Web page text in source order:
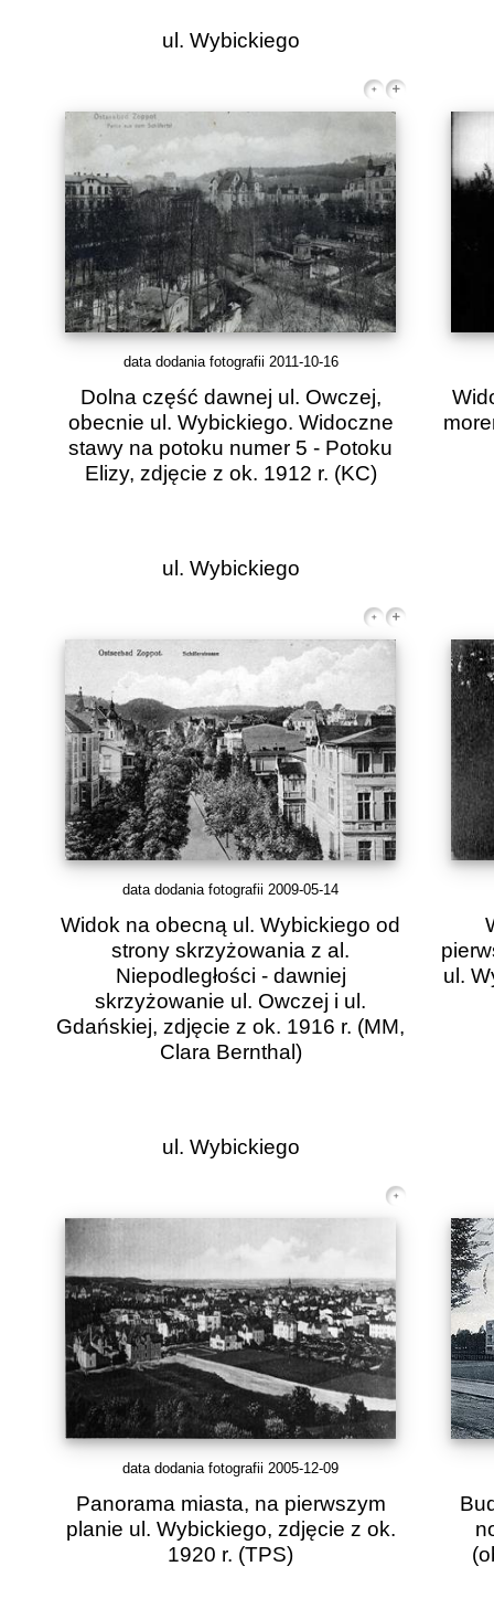
ul. Wybickiego
data dodania fotografii 2011-10-16
Dolna część dawnej ul. Owczej,
obecnie ul. Wybickiego. Widoczne
stawy na potoku numer 5 - Potoku
Elizy, zdjęcie z ok. 1912 r. (KC)
ul. Wybickiego
data dodania fotografii 2009-05-14
Widok na obecną ul. Wybickiego od
strony skrzyżowania z al.
Niepodległości - dawniej
skrzyżowanie ul. Owczej i ul.
Gdańskiej, zdjęcie z ok. 1916 r. (MM,
Clara Bernthal)
ul.
ul. Wybickiego
data dodania fotografii 2005-12-09
Panorama miasta, na pierwszym
planie ul. Wybickiego, zdjęcie z ok.
1920 r. (TPS)